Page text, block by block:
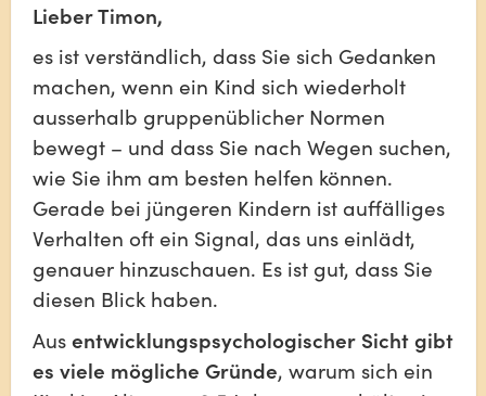
Lieber Timon,
es ist verständlich, dass Sie sich Gedanken
machen, wenn ein Kind sich wiederholt
ausserhalb gruppenüblicher Normen
bewegt – und dass Sie nach Wegen suchen,
wie Sie ihm am besten helfen können.
Gerade bei jüngeren Kindern ist auffälliges
Verhalten oft ein Signal, das uns einlädt,
genauer hinzuschauen. Es ist gut, dass Sie
diesen Blick haben.
Aus entwicklungspsychologischer Sicht gibt
es viele mögliche Gründe, warum sich ein